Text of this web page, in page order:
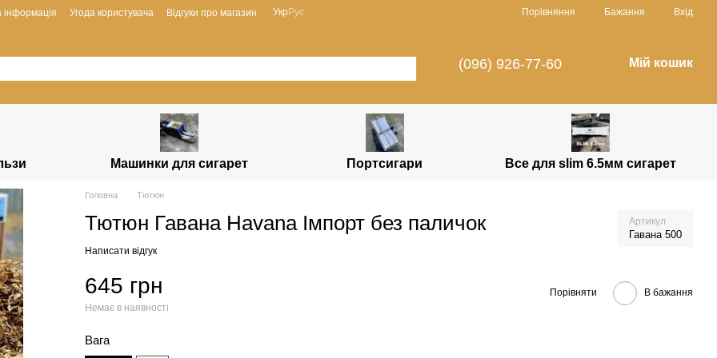
інформація Угода користувача Відгуки про магазин УкрРус Порівняння Бажання Вхід
(096) 926-77-60 Мій кошик
Машинки для сигарет Портсигари Все для slim 6.5мм сигарет
Головна Тютюн
Тютюн Гавана Havana Імпорт без паличок Артикул
Гавана 500
Написати відгук
645 грн
Немає в наявності
Порівняти В бажання
Вага